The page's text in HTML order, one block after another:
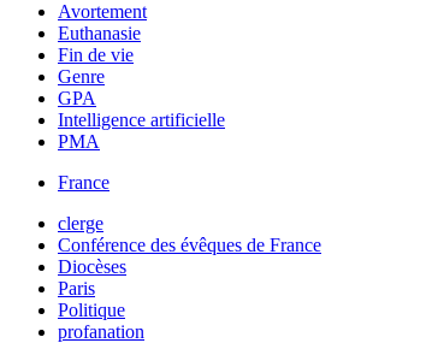
Avortement
Euthanasie
Fin de vie
Genre
GPA
Intelligence artificielle
PMA
France
clerge
Conférence des évêques de France
Diocèses
Paris
Politique
profanation